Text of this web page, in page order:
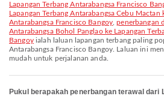
Lapangan Terbang Antarabangsa Francisco
Lapangan Terbang Antarabangsa Cebu Mactan
Antarabangsa Francisco Bangoy ,penerbangan
Antarabangsa Bohol Panglao ke Lapangan
Bangoyialah laluan lapangan terbang paling
Antarabangsa Francisco Bangoy. Laluan ini
mudah untuk perjalanan anda.
Pukul berapakah penerbangan terawal dari